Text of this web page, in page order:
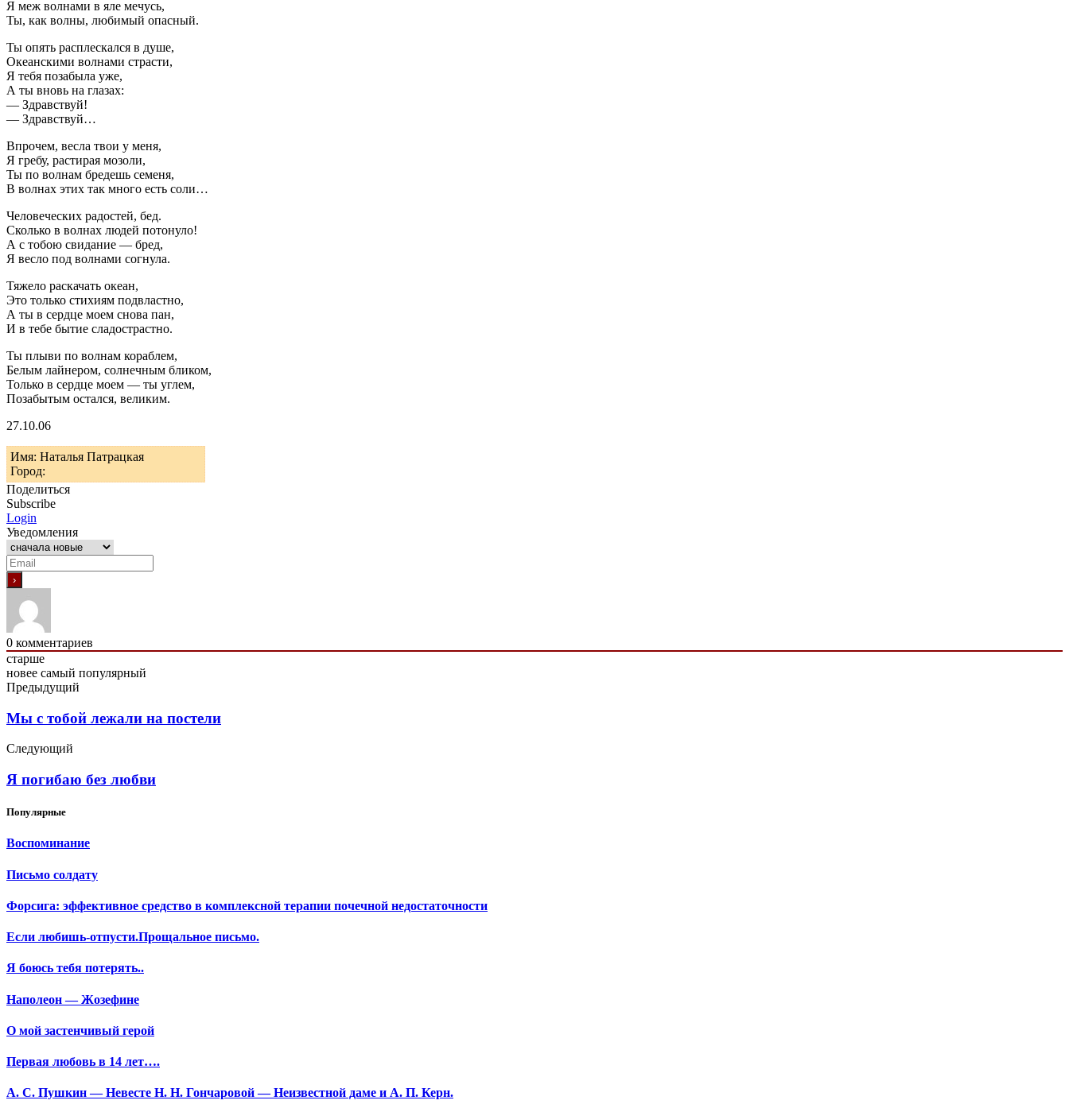
Я меж волнами в яле мечусь,
Ты, как волны, любимый опасный.
Ты опять расплескался в душе,
Океанскими волнами страсти,
Я тебя позабыла уже,
А ты вновь на глазах:
— Здравствуй!
— Здравствуй…
Впрочем, весла твои у меня,
Я гребу, растирая мозоли,
Ты по волнам бредешь семеня,
В волнах этих так много есть соли…
Человеческих радостей, бед.
Сколько в волнах людей потонуло!
А с тобою свидание — бред,
Я весло под волнами согнула.
Тяжело раскачать океан,
Это только стихиям подвластно,
А ты в сердце моем снова пан,
И в тебе бытие сладострастно.
Ты плыви по волнам кораблем,
Белым лайнером, солнечным бликом,
Только в сердце моем — ты углем,
Позабытым остался, великим.
27.10.06
Имя: Наталья Патрацкая
Город:
Поделиться
Subscribe
Login
Уведомления
0 комментариев
старше
новее самый популярный
Предыдущий
Мы с тобой лежали на постели
Следующий
Я погибаю без любви
Популярные
Воспоминание
Письмо солдату
Форсига: эффективное средство в комплексной терапии почечной недостаточности
Если любишь-отпусти.Прощальное письмо.
Я боюсь тебя потерять..
Наполеон — Жозефине
О мой застенчивый герой
Первая любовь в 14 лет….
А. С. Пушкин — Невесте Н. Н. Гончаровой — Неизвестной даме и А. П. Керн.